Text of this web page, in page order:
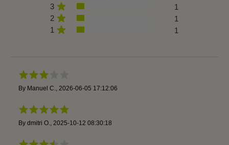
3
1
2
1
1
1
By Manuel C. 2026-06-05 17:12:06
By dmitri O. 2025-10-12 08:30:18